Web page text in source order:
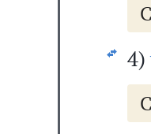
4)